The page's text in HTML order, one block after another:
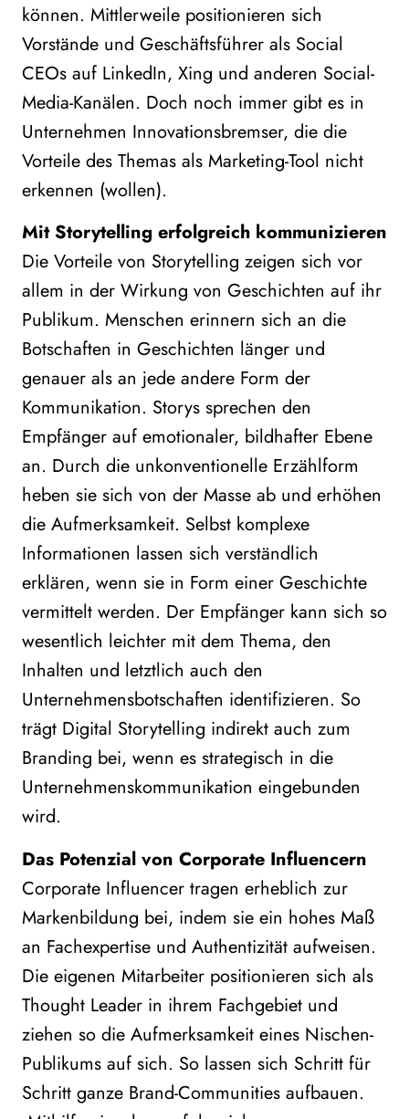
können. Mittlerweile positionieren sich
Vorstände und Geschäftsführer als Social
CEOs auf LinkedIn, Xing und anderen Social-
Media-Kanälen. Doch noch immer gibt es in
Unternehmen Innovationsbremser, die die
Vorteile des Themas als Marketing-Tool nicht
erkennen (wollen).
Mit Storytelling erfolgreich kommunizieren
Die Vorteile von Storytelling zeigen sich vor
allem in der Wirkung von Geschichten auf ihr
Publikum. Menschen erinnern sich an die
Botschaften in Geschichten länger und
genauer als an jede andere Form der
Kommunikation. Storys sprechen den
Empfänger auf emotionaler, bildhafter Ebene
an. Durch die unkonventionelle Erzählform
heben sie sich von der Masse ab und erhöhen
die Aufmerksamkeit. Selbst komplexe
Informationen lassen sich verständlich
erklären, wenn sie in Form einer Geschichte
vermittelt werden. Der Empfänger kann sich so
wesentlich leichter mit dem Thema, den
Inhalten und letztlich auch den
Unternehmensbotschaften identifizieren. So
trägt Digital Storytelling indirekt auch zum
Branding bei, wenn es strategisch in die
Unternehmenskommunikation eingebunden
wird.
Das Potenzial von Corporate Influencern
Corporate Influencer tragen erheblich zur
Markenbildung bei, indem sie ein hohes Maß
an Fachexpertise und Authentizität aufweisen.
Die eigenen Mitarbeiter positionieren sich als
Thought Leader in ihrem Fachgebiet und
ziehen so die Aufmerksamkeit eines Nischen-
Publikums auf sich. So lassen sich Schritt für
Schritt ganze Brand-Communities aufbauen.